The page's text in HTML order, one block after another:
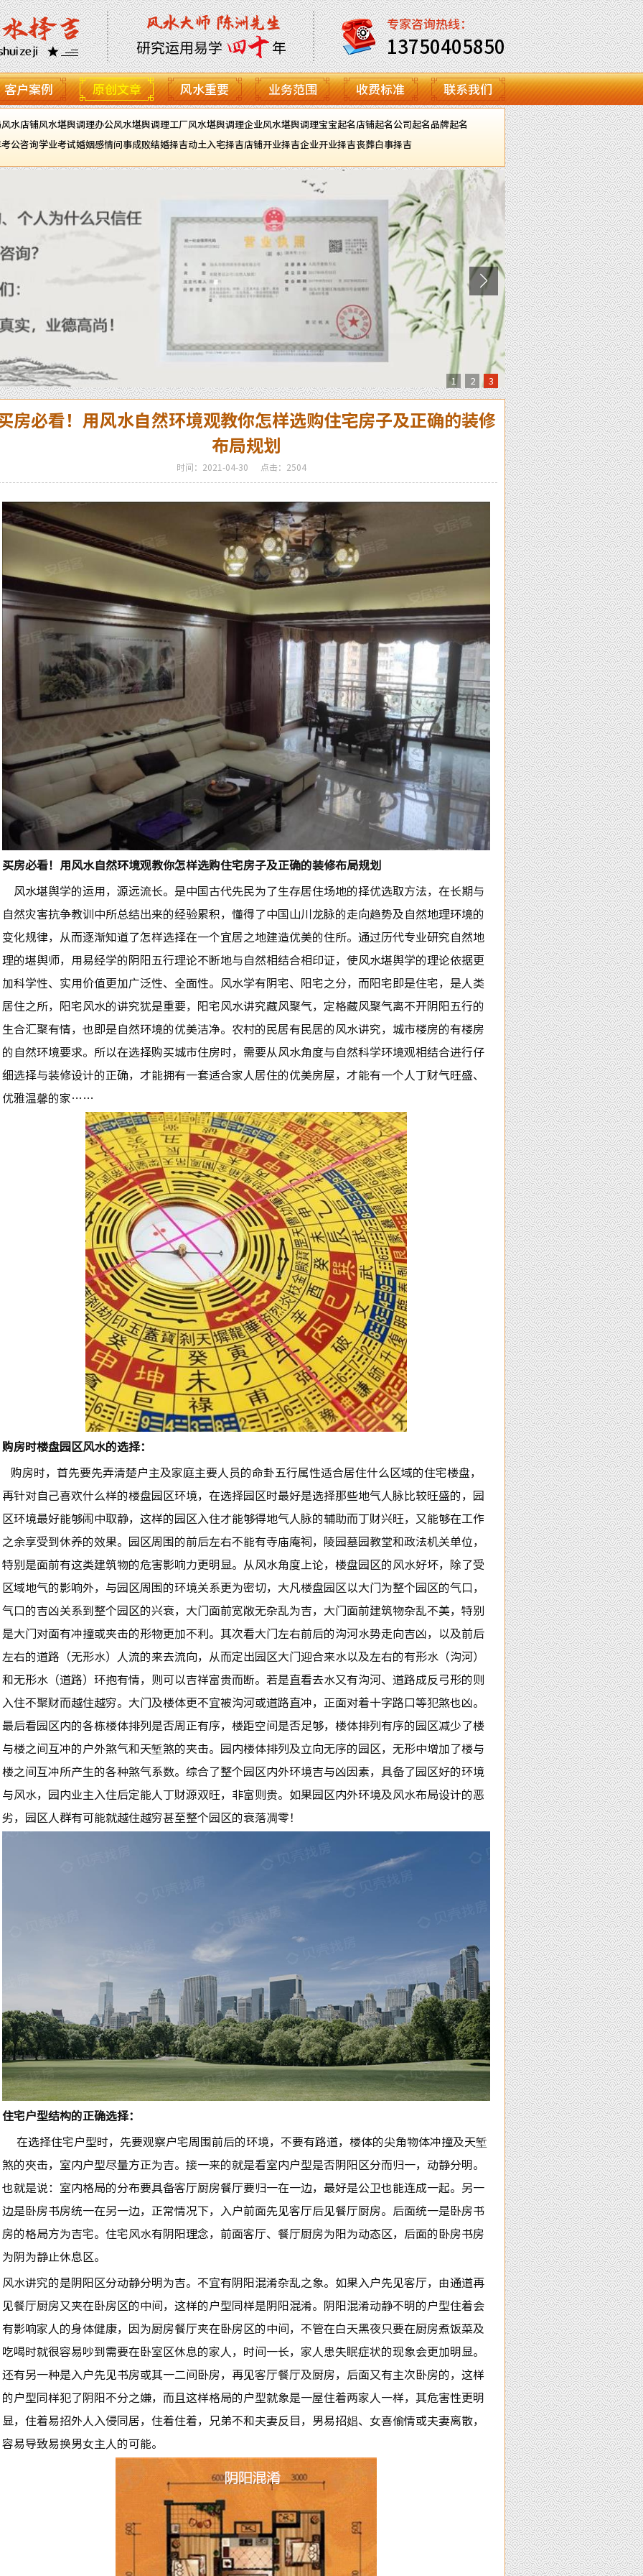
专家咨询热线：
13750405850
客户案例 原创文章 风水重要 业务范围 收费标准 联系我们
水店铺风水堪舆调理办公风水堪舆调理工厂风水堪舆调理企业风水堪舆调理宝宝起名店铺起名公司起名品牌起名
考公咨询学业考试婚姻感情问事成败结婚择吉动土入宅择吉店铺开业择吉企业开业择吉丧葬白事择吉
1 2 3
房必看！用风水自然环境观教你怎样选购住宅房子及正确的装修
布局规划
时间：2021-04-30 点击：2504
买房必看！用风水自然环境观教你怎样选购住宅房子及正确的装修布局规划
风水堪舆学的运用，源远流长。是中国古代先民为了生存居住场地的择优选取方法，在长期与
自然灾害抗争教训中所总结出来的经验累积，懂得了中国山川龙脉的走向趋势及自然地理环境的
变化规律，从而逐渐知道了怎样选择在一个宜居之地建造优美的住所。通过历代专业研究自然地
理的堪舆师，用易经学的阴阳五行理论不断地与自然相结合相印证，使风水堪舆学的理论依据更
加科学性、实用价值更加广泛性、全面性。风水学有阴宅、阳宅之分，而阳宅即是住宅，是人类
居住之所，阳宅风水的讲究犹是重要，阳宅风水讲究藏风聚气，定格藏风聚气离不开阴阳五行的
生合汇聚有情，也即是自然环境的优美洁净。农村的民居有民居的风水讲究，城市楼房的有楼房
的自然环境要求。所以在选择购买城市住房时，需要从风水角度与自然科学环境观相结合进行仔
细选择与装修设计的正确，才能拥有一套适合家人居住的优美房屋，才能有一个人丁财气旺盛、
优雅温馨的家……
购房时楼盘园区风水的选择：
购房时，首先要先弄清楚户主及家庭主要人员的命卦五行属性适合居住什么区域的住宅楼盘，
再针对自己喜欢什么样的楼盘园区环境，在选择园区时最好是选择那些地气人脉比较旺盛的，园
区环境最好能够闹中取静，这样的园区入住才能够得地气人脉的辅助而丁财兴旺，又能够在工作
之余享受到休养的效果。园区周围的前后左右不能有寺庙庵祠，陵园墓园教堂和政法机关单位，
特别是面前有这类建筑物的危害影响力更明显。从风水角度上论，楼盘园区的风水好坏，除了受
区域地气的影响外，与园区周围的环境关系更为密切，大凡楼盘园区以大门为整个园区的气口，
气口的吉凶关系到整个园区的兴衰，大门面前宽敞无杂乱为吉，大门面前建筑物杂乱不美，特别
是大门对面有冲撞或夹击的形物更加不利。其次看大门左右前后的沟河水势走向吉凶，以及前后
左右的道路（无形水）人流的来去流向，从而定出园区大门迎合来水以及左右的有形水（沟河）
和无形水（道路）环抱有情，则可以吉祥富贵而断。若是直看去水又有沟河、道路成反弓形的则
入住不聚财而越住越穷。大门及楼体更不宜被沟河或道路直冲，正面对着十字路口等犯煞也凶。
最后看园区内的各栋楼体排列是否周正有序，楼距空间是否足够，楼体排列有序的园区减少了楼
与楼之间互冲的户外煞气和天堑煞的夹击。园内楼体排列及立向无序的园区，无形中增加了楼与
楼之间互冲所产生的各种煞气系数。综合了整个园区内外环境吉与凶因素，具备了园区好的环境
与风水，园内业主入住后定能人丁财源双旺，非富则贵。如果园区内外环境及风水布局设计的恶
劣，园区人群有可能就越住越穷甚至整个园区的衰落凋零！
住宅户型结构的正确选择：
在选择住宅户型时，先要观察户宅周围前后的环境，不要有路道，楼体的尖角物体冲撞及天堑
煞的夾击，室内户型尽量方正为吉。接一来的就是看室内户型是否阴阳区分而归一，动静分明。
也就是说：室内格局的分布要具备客厅厨房餐厅要归一在一边，最好是公卫也能连成一起。另一
边是卧房书房统一在另一边，正常情况下，入户前面先见客厅后见餐厅厨房。后面统一是卧房书
房的格局方为吉宅。住宅风水有阴阳理念，前面客厅、餐厅厨房为阳为动态区，后面的卧房书房
为阴为静止休息区。
风水讲究的是阴阳区分动静分明为吉。不宜有阴阳混淆杂乱之象。如果入户先见客厅，由通道再
见餐厅厨房又夹在卧房区的中间，这样的户型同样是阴阳混淆。阴阳混淆动静不明的户型住着会
有影响家人的身体健康，因为厨房餐厅夹在卧房区的中间，不管在白天黑夜只要在厨房煮饭菜及
吃喝时就很容易吵到需要在卧室区休息的家人，时间一长，家人患失眠症状的现象会更加明显。
还有另一种是入户先见书房或其一二间卧房，再见客厅餐厅及厨房，后面又有主次卧房的，这样
的户型同样犯了阴阳不分之嫌，而且这样格局的户型就象是一屋住着两家人一样，其危害性更明
显，住着易招外人入侵同居，住着住着，兄弟不和夫妻反目，男易招娼、女喜偷情或夫妻离散，
容易导致易换男女主人的可能。